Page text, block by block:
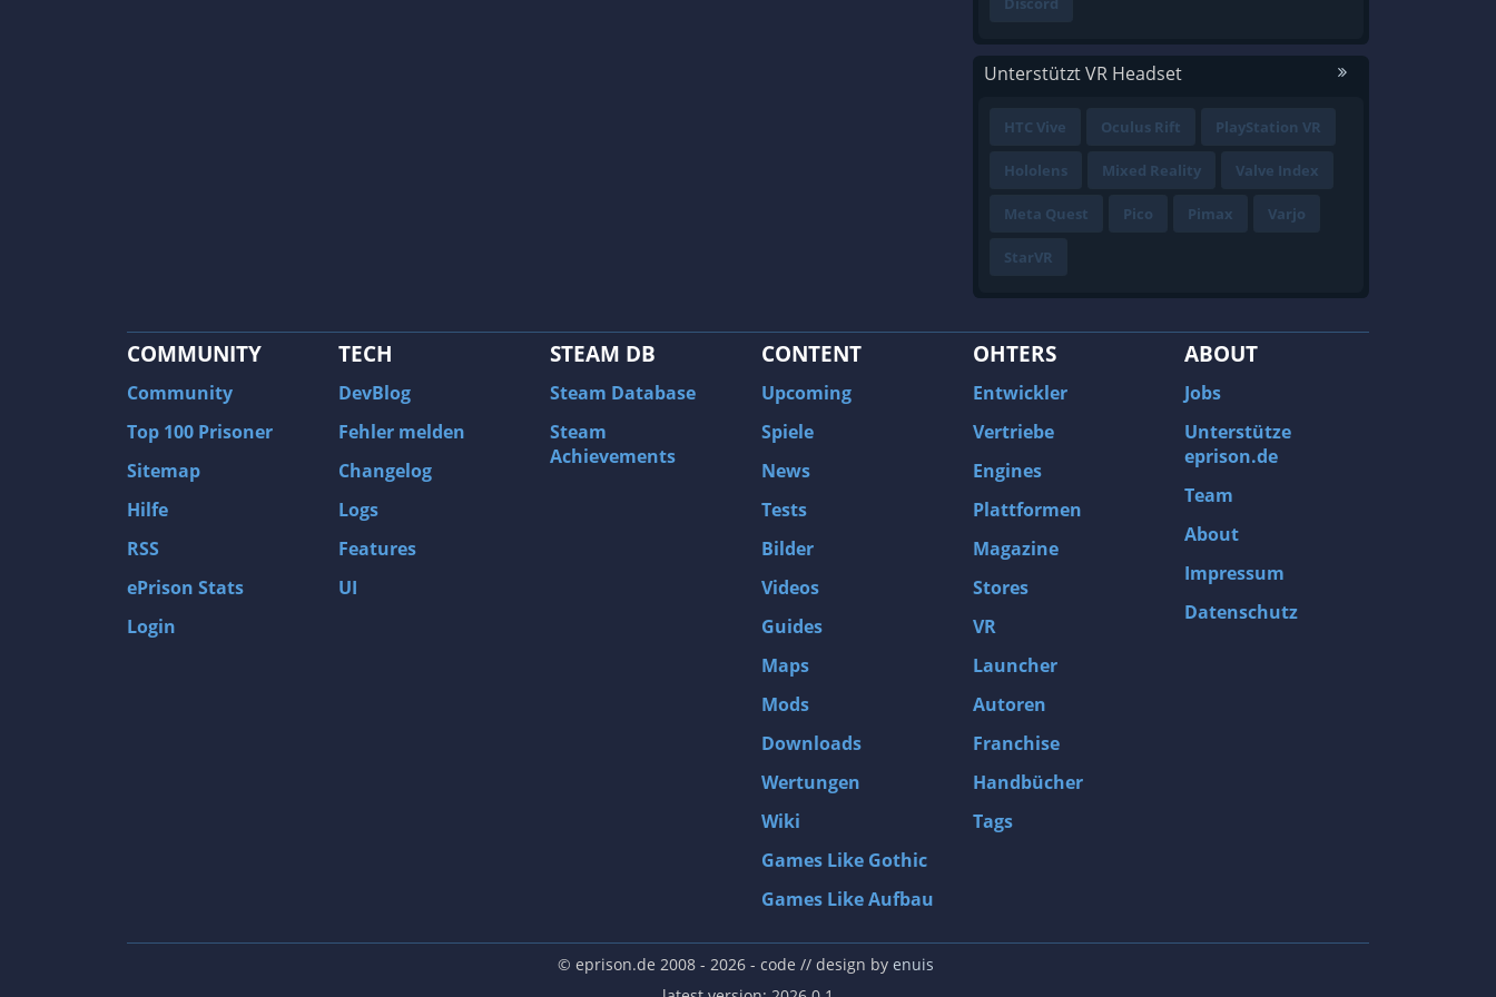
Unterstützt VR Headset
HTC Vive Oculus Rift PlayStation VR
Hololens Mixed Reality Valve Index
Meta Quest Pico Pimax Varjo
StarVR
COMMUNITY
Community
Top 100 Prisoner
Sitemap
Hilfe
RSS
ePrison Stats
Login
TECH
DevBlog
Fehler melden
Changelog
Logs
Features
UI
STEAM DB
Steam Database
Steam
Achievements
CONTENT
Upcoming
Spiele
News
Tests
Bilder
Videos
Guides
Maps
Mods
Downloads
Wertungen
Wiki
Games Like Gothic
Games Like Aufbau
OHTERS
Entwickler
Vertriebe
Engines
Plattformen
Magazine
Stores
VR
Launcher
Autoren
Franchise
Handbücher
Tags
ABOUT
Jobs
Unterstütze
eprison.de
Team
About
Impressum
Datenschutz
© eprison.de 2008 - 2026- code // design by enuis